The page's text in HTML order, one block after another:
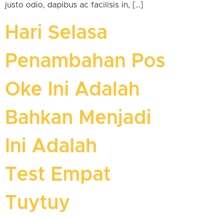
justo odio, dapibus ac facilisis in, […]
Hari Selasa
Penambahan Pos
Oke Ini Adalah
Bahkan Menjadi
Ini Adalah
Test Empat
Tuytuy